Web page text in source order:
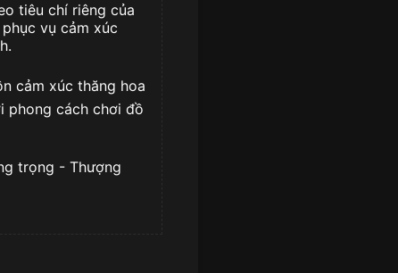
tiêu chí riêng của
vụ cảm xúc
cảm xúc thăng hoa
phong cách chơi đồ
trọng - Thượng